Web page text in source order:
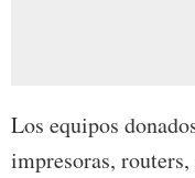
Los equipos
impresoras,